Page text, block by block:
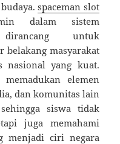
budaya.spaceman slot
dalam sistem
untuk
belakang masyarakat
nasional yang kuat.
elemen
dan komunitas lain
siswa tidak
juga memahami
menjadi ciri negara